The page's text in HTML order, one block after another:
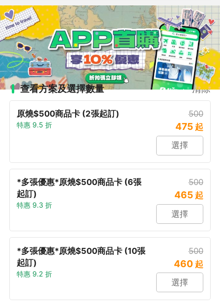
查看方案及選擇數量 清除
原燒$500商品卡 (2張起訂)
特惠 9.5 折
500
475 起
選擇
*多張優惠*原燒$500商品卡 (6張
起訂)
特惠 9.3 折
500
465 起
選擇
*多張優惠*原燒$500商品卡 (10張
起訂)
特惠 9.2 折
500
460 起
選擇